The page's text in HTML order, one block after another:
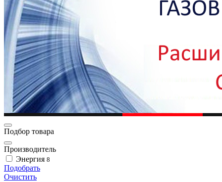
Подбор товара
Производитель
Энергия 8
Подобрать
Очистить